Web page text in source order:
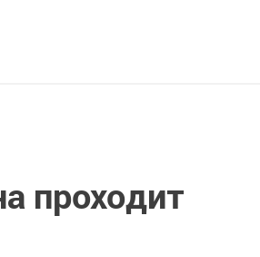
проходит